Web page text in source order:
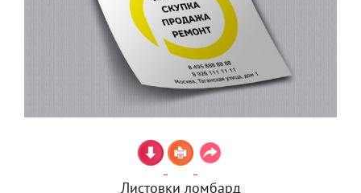
Листовки ломбард